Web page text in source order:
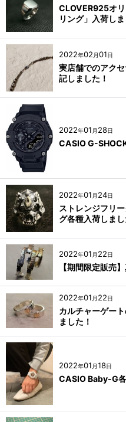
CLOVER925オ
リング」入荷しま
2022年02 月01日
実店舗でのアク
記しました！
2022年01 月 28日
CASIO G-
2022年01 月 24日
ストレンジフリ
グ各種入荷しまし
2022年01 月 22日
【期間限定販売
2022年01 月 22日
カルチャーゲー
ました！
2022年01 月18日
CASIO Baby-G